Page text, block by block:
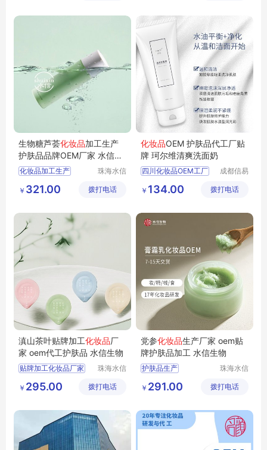
护肤品定制贴牌
护肤品OEM
生物糖芦荟化妆品加工生产
护肤品品牌OEM厂家 水信生
物
化妆品加工生产
芦荟加工化妆品厂家
护肤品品牌OEM厂家
珠海水信
有限公司
￥ 321.00 拨打电话
化妆品OEM 护肤品代工厂贴
牌 珂尔维清爽洗面奶
四川化妆品OEM工厂
护肤品代加工
OEM工厂
成都信易
器械有限
￥ 134.00 拨打电话
滇山茶叶贴牌加工化妆品厂
家 oem代工护肤品 水信生物
贴牌加工化妆品厂家
odm化妆品代加工
oem代工护肤品
珠海水信
有限公司
￥ 295.00 拨打电话
党参化妆品生产厂家 oem贴
牌护肤品加工 水信生物
护肤品生产
贴牌代加工护肤品
党参化妆品生产厂家
珠海水信
有限公司
￥ 291.00 拨打电话